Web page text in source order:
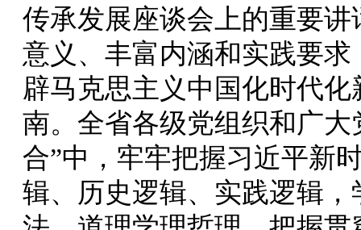
传承发展座谈会上的重要
意义、丰富内涵和实践要
辟马克思主义中国化时代
南。全省各级党组织和广
合”中，牢牢把握习近平新
辑、历史逻辑、实践逻辑